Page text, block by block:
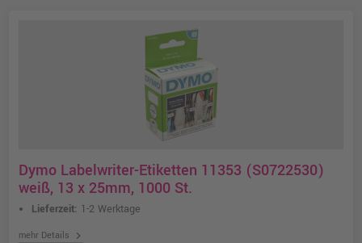
Dymo Labelwriter-Etiketten 11353 (S0722530)
weiß, 13 x 25mm, 1000 St.
Lieferzeit: 1-2 Werktage
mehr Details chevron_right